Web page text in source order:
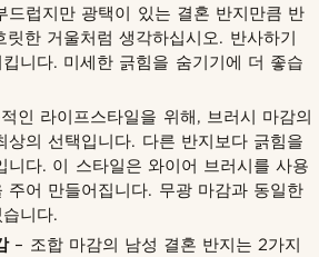
드럽지만 광택이 있는 결혼 반지만큼 반
릿한 거울처럼 생각하십시오. 반사하기
니다. 미세한 긁힘을 숨기기에 더 좋습
인 라이프스타일을 위해, 브러시 마감의
상의 선택입니다. 다른 반지보다 긁힘을
니다. 이 스타일은 와이어 브러시를 사용
주어 만들어집니다. 무광 마감과 동일한
니다.
– 조합 마감의 남성 결혼 반지는 2가지